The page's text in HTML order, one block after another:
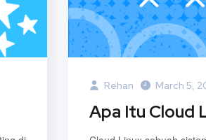
Rehan March 5,
Apa Itu Cloud